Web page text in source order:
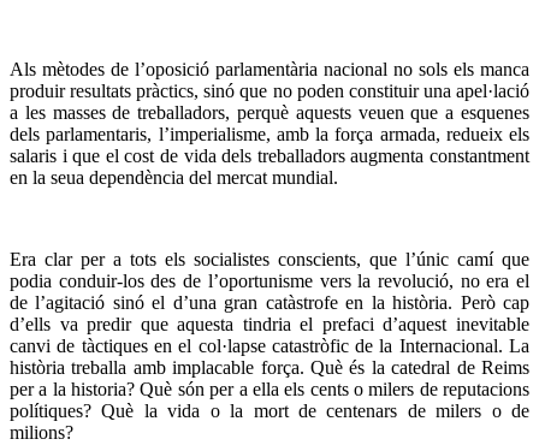
Als mètodes de l’oposició parlamentària nacional no sols els manca
produir resultats pràctics, sinó que no poden constituir una apel·lació
a les masses de treballadors, perquè aquests veuen que a esquenes
dels parlamentaris, l’imperialisme, amb la força armada, redueix els
salaris i que el cost de vida dels treballadors augmenta constantment
en la seua dependència del mercat mundial.
Era clar per a tots els socialistes conscients, que l’únic camí que
podia conduir-los des de l’oportunisme vers la revolució, no era el
de l’agitació sinó el d’una gran catàstrofe en la història. Però cap
d’ells va predir que aquesta tindria el prefaci d’aquest inevitable
canvi de tàctiques en el col·lapse catastròfic de la Internacional. La
història treballa amb implacable força. Què és la catedral de Reims
per a la historia? Què són per a ella els cents o milers de reputacions
polítiques? Què la vida o la mort de centenars de milers o de
milions?